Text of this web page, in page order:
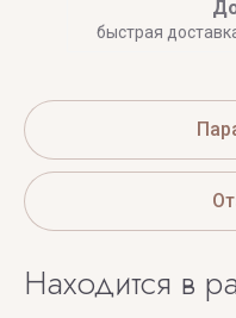
быстрая
Находится в